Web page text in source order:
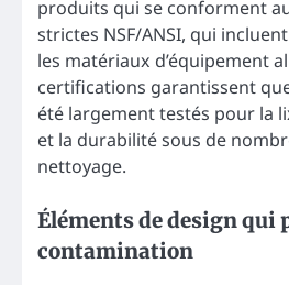
produits qui se conforment
strictes NSF/ANSI, qui
les matériaux d’équipement
certifications garantissent
été largement testés pour la
et la durabilité sous de
nettoyage.
Éléments de design qui
contamination